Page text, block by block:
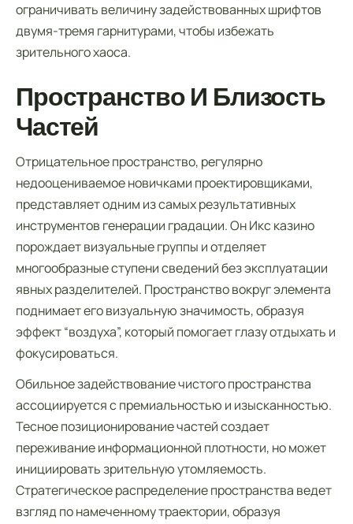
ограничивать величину задействованных шрифтов
двумя-тремя гарнитурами, чтобы избежать
зрительного хаоса.
Пространство И Близость
Частей
Отрицательное пространство, регулярно
недооцениваемое новичками проектировщиками,
представляет одним из самых результативных
инструментов генерации градации. Он Икс казино
порождает визуальные группы и отделяет
многообразные ступени сведений без эксплуатации
явных разделителей. Пространство вокруг элемента
поднимает его визуальную значимость, образуя
эффект “воздуха”, который помогает глазу отдыхать и
фокусироваться.
Обильное задействование чистого пространства
ассоциируется с премиальностью и изысканностью.
Тесное позиционирование частей создает
переживание информационной плотности, но может
инициировать зрительную утомляемость.
Стратегическое распределение пространства ведет
взгляд по намеченному траектории, образуя